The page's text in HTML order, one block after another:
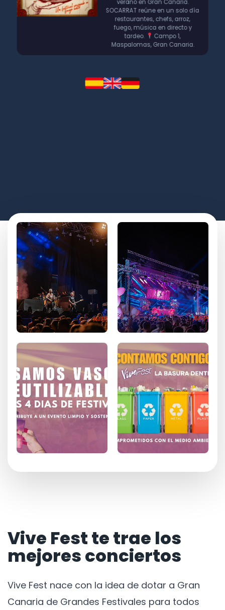
verano en Gran Canaria.
SOCARRAT reúne en un solo día
restaurantes, chefs, arroz,
fuego, música en directo y
tardeo.
Campo 1,
Maspalomas, Gran Canaria.
Vive Fest te trae los
mejores conciertos
Vive Fest nace con la idea de dotar a Gran
Canaria de Grandes Festivales para todos